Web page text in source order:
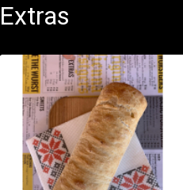
Extras